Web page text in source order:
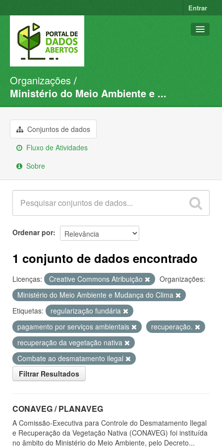
Entrar
Conjuntos de dados
Organizações
Sobre
Organizações
Ministério do Meio Ambiente e ...
Conjuntos de dados
Fluxo de Atividades
Sobre
Ordenar por
1 conjunto de dados encontrado
Licenças: Creative Commons Atribuição
Organizações:
Ministério do Meio Ambiente e Mudança do Clima
Etiquetas:
regularização fundária
pagamento por serviços ambientais
recuperação.
recuperação da vegetação nativa
Combate ao desmatamento ilegal
Filtrar Resultados
CONAVEG / PLANAVEG
A Comissão-Executiva para Controle do Desmatamento Ilegal
e Recuperação da Vegetação Nativa (CONAVEG) foi instituída
no âmbito do Ministério do Meio Ambiente, pelo Decreto...